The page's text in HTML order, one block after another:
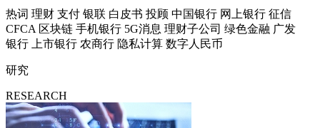
热词 理财 支付 银联 白皮书 投顾 中国银行 网上银行 征信
CFCA 区块链 手机银行 5G消息 理财子公司 绿色金融 广发
银行
上市银行 农商行 隐私计算 数字人民币
研究
RESEARCH